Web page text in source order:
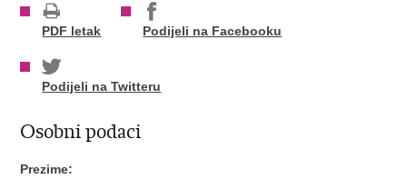
PDF letak Podijeli na Facebooku
Podijeli na Twitteru
Osobni podaci
Prezime: